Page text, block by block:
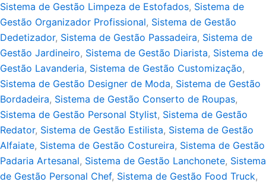
Sistema de Gestão Limpeza de Estofados, Sistema de
Gestão Organizador Profissional, Sistema de Gestão
Dedetizador, Sistema de Gestão Passadeira, Sistema de
Gestão Jardineiro, Sistema de Gestão Diarista, Sistema de
Gestão Lavanderia, Sistema de Gestão Customização,
Sistema de Gestão Designer de Moda, Sistema de Gestão
Bordadeira, Sistema de Gestão Conserto de Roupas,
Sistema de Gestão Personal Stylist, Sistema de Gestão
Redator, Sistema de Gestão Estilista, Sistema de Gestão
Alfaiate, Sistema de Gestão Costureira, Sistema de Gestão
Padaria Artesanal, Sistema de Gestão Lanchonete, Sistema
de Gestão Personal Chef, Sistema de Gestão Food Truck,